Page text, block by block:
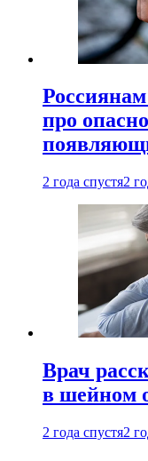
про
2 года спустя2
Врач
в шейном
2 года спустя2